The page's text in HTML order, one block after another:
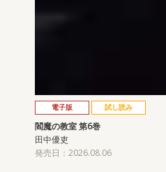
電子版 試し読み
閻魔の教室 第6巻
田中優吏
発売日：2026.08.06